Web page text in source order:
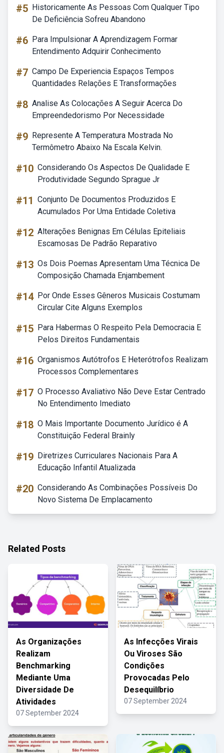
#5 Historicamente As Pessoas Com Qualquer Tipo
De Deficiência Sofreu Abandono
#6 Para Impulsionar A Aprendizagem Formar
Entendimento Adquirir Conhecimento
#7 Campo De Experiencia Espaços Tempos
Quantidades Relações E Transformações
#8 Analise As Colocações A Seguir Acerca Do
Empreendedorismo Por Necessidade
#9 Represente A Temperatura Mostrada No
Termômetro Abaixo Na Escala Kelvin.
#10 Considerando Os Aspectos De Qualidade E
Produtividade Segundo Sprague Jr
#11 Conjunto De Documentos Produzidos E
Acumulados Por Uma Entidade Coletiva
#12 Alterações Benignas Em Células Epiteliais
Escamosas De Padrão Reparativo
#13 Os Dois Poemas Apresentam Uma Técnica De
Composição Chamada Enjambement
#14 Por Onde Esses Gêneros Musicais Costumam
Circular Cite Alguns Exemplos
#15 Para Habermas O Respeito Pela Democracia E
Pelos Direitos Fundamentais
#16 Organismos Autótrofos E Heterótrofos Realizam
Processos Complementares
#17 O Processo Avaliativo Não Deve Estar Centrado
No Entendimento Imediato
#18 O Mais Importante Documento Jurídico é A
Constituição Federal Brainly
#19 Diretrizes Curriculares Nacionais Para A
Educação Infantil Atualizada
#20 Considerando As Combinações Possíveis Do
Novo Sistema De Emplacamento
Related Posts
As Organizações
Realizam
Benchmarking
Mediante Uma
Diversidade De
Atividades
07 September 2024
As Infecções Virais
Ou Viroses São
Condições
Provocadas Pelo
Desequilíbrio
07 September 2024